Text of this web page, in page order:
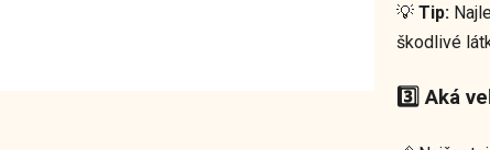
💡 Tip:
škodlivé
3️⃣ Aká